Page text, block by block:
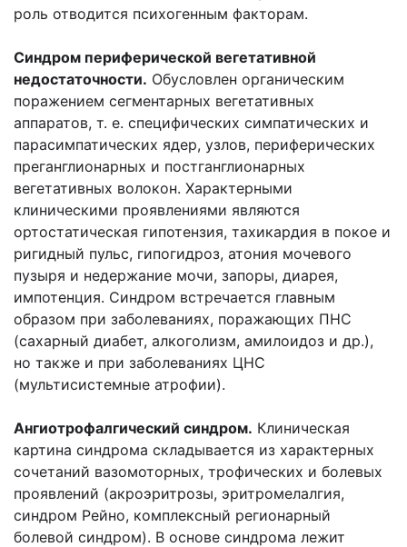
роль отводится психогенным факторам.
Синдром периферической вегетативной
недостаточности. Обусловлен органическим
поражением сегментарных вегетативных
аппаратов, т. е. специфических симпатических и
парасимпатических ядер, узлов, периферических
преганглионарных и постганглионарных
вегетативных волокон. Характерными
клиническими проявлениями являются
ортостатическая гипотензия, тахикардия в покое и
ригидный пульс, гипогидроз, атония мочевого
пузыря и недержание мочи, запоры, диарея,
импотенция. Синдром встречается главным
образом при заболеваниях, поражающих ПНС
(сахарный диабет, алкоголизм, амилоидоз и др.),
но также и при заболеваниях ЦНС
(мультисистемные атрофии).
Ангиотрофалгический синдром. Клиническая
картина синдрома складывается из характерных
сочетаний вазомоторных, трофических и болевых
проявлений (акроэритрозы, эритромелалгия,
синдром Рейно, комплексный регионарный
болевой синдром). В основе синдрома лежит